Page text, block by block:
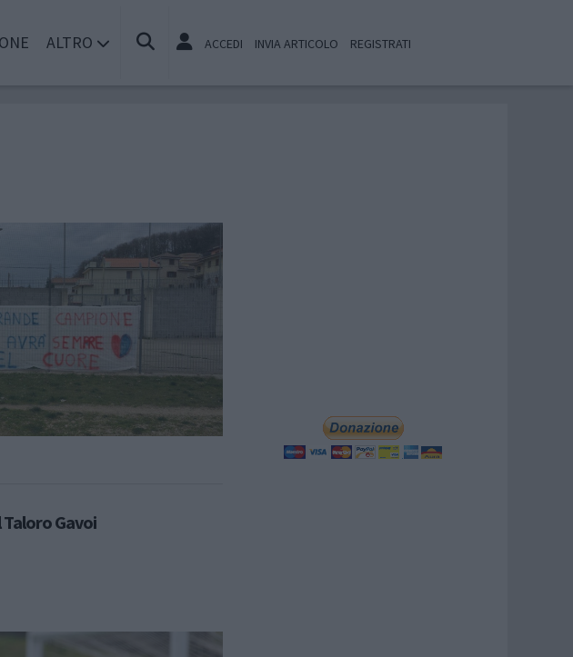
ALTRO ACCEDI INVIA ARTICOLO REGISTRATI
Gavoi